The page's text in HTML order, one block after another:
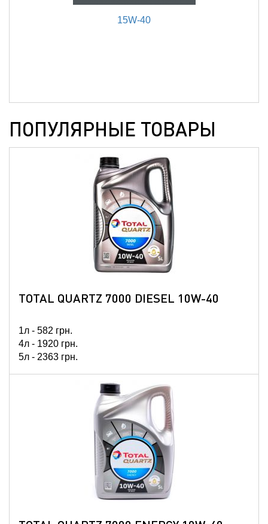
15W-40
ПОПУЛЯРНЫЕ ТОВАРЫ
TOTAL QUARTZ 7000 DIESEL 10W-40
1л - 582 грн.
4л - 1920 грн.
5л - 2363 грн.